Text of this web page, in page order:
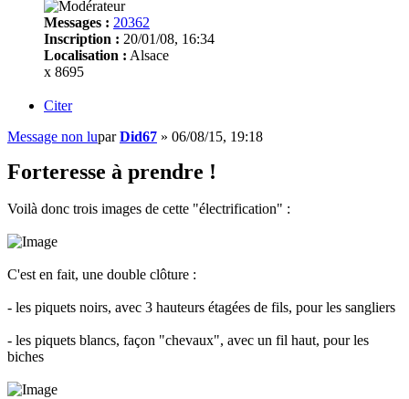
Messages : 20362
Inscription : 20/01/08, 16:34
Localisation : Alsace
x 8695
Citer
Message non luparDid67 » 06/08/15, 19:18
Forteresse à prendre !
Voilà donc trois images de cette "électrification" :
C'est en fait, une double clôture :
- les piquets noirs, avec 3 hauteurs étagées de fils, pour les sangliers
- les piquets blancs, façon "chevaux", avec un fil haut, pour les
biches